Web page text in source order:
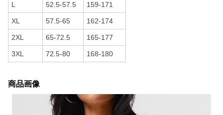
L 52.5-57.5 159-171
XL 57.5-65 162-174
2XL 65-72.5 165-177
3XL 72.5-80 168-180
商品画像